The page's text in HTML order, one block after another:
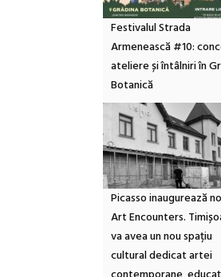
Festivalul Strada
Armenească #10:
ateliere și întâlniri în
Botanică
Picasso inaugurează
Art Encounters.
va avea un nou spațiu
cultural dedicat artei